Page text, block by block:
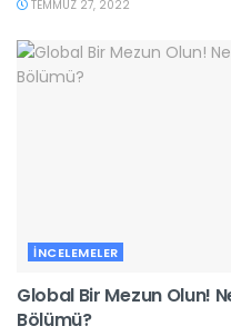
TEMMUZ 27, 2022
İNCELEMELER
Global Bir Mezun Olun!
Bölümü?